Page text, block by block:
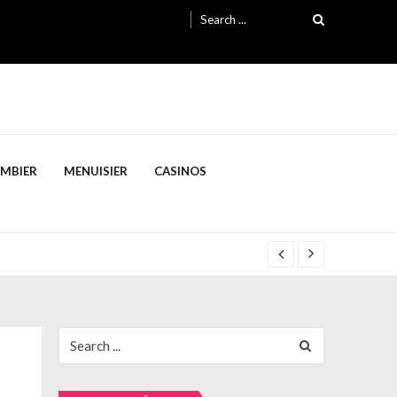
for:
MENUISIER CASINOS
for: